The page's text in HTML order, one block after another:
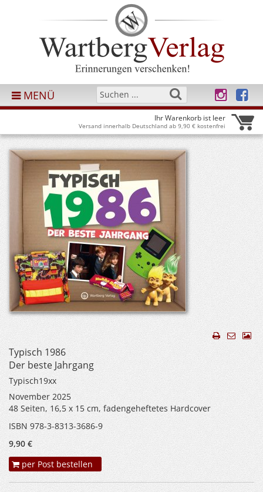
MENÜ
Ihr Warenkorb ist leer
Versand innerhalb Deutschland ab 9,90 € kostenfrei
Typisch 1986
Der beste Jahrgang
Typisch19xx
November 2025
48 Seiten, 16,5 x 15 cm, fadengeheftetes Hardcover
ISBN 978-3-8313-3686-9
9,90 €
per Post bestellen